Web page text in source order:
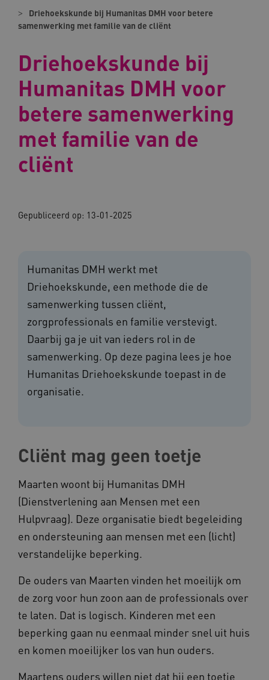
Driehoekskunde bij Humanitas DMH voor betere
samenwerking met familie van de cliënt
Driehoekskunde bij
Humanitas DMH voor
betere samenwerking
met familie van de
cliënt
Gepubliceerd op: 13-01-2025
Humanitas DMH werkt met
Driehoekskunde, een methode die de
samenwerking tussen cliënt,
zorgprofessionals en familie verstevigt.
Daarbij ga je uit van ieders rol in de
samenwerking. Op deze pagina lees je hoe
Humanitas Driehoekskunde toepast in de
organisatie.
Cliënt mag geen toetje
Maarten woont bij Humanitas DMH
(Dienstverlening aan Mensen met een
Hulpvraag). Deze organisatie biedt begeleiding
en ondersteuning aan mensen met een (licht)
verstandelijke beperking.
De ouders van Maarten vinden het moeilijk om
de zorg voor hun zoon aan de professionals over
te laten. Dat is logisch. Kinderen met een
beperking gaan nu eenmaal minder snel uit huis
en komen moeilijker los van hun ouders.
Maartens ouders willen niet dat hij een toetje